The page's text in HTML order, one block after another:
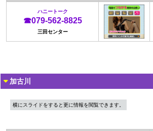
ハニートーク
☎079-562-8825
三田センター
加古川
横にスライドをすると更に情報を閲覧できます。